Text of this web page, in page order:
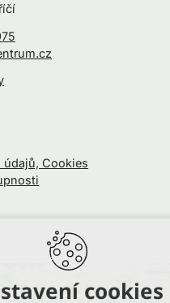
údajů, Cookies
cookies